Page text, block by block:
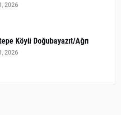
2026
Köyü Doğubayazıt/Ağrı
2026